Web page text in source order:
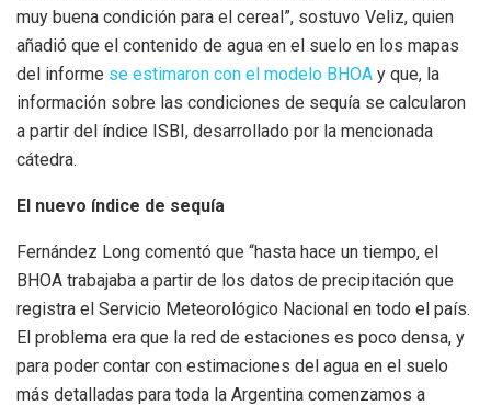
muy buena condición para el cereal”, sostuvo Veliz, quien
añadió que el contenido de agua en el suelo en los mapas
del informe se estimaron con el modelo BHOA y que, la
información sobre las condiciones de sequía se calcularon
a partir del índice ISBI, desarrollado por la mencionada
cátedra.
El nuevo índice de sequía
Fernández Long comentó que “hasta hace un tiempo, el
BHOA trabajaba a partir de los datos de precipitación que
registra el Servicio Meteorológico Nacional en todo el país.
El problema era que la red de estaciones es poco densa, y
para poder contar con estimaciones del agua en el suelo
más detalladas para toda la Argentina comenzamos a